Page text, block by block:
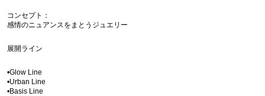
コンセプト：
感情のニュアンスをまとうジュエリー
展開ライン
•Glow Line
•Urban Line
•Basis Line